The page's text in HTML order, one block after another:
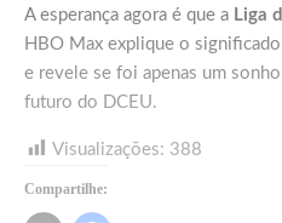
A esperança agora é que a Liga
HBO Max explique o
e revele se foi apenas um
futuro do DCEU.
Visualizações: 388
Compartilhe: